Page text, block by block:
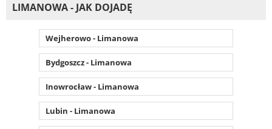
LIMANOWA - JAK DOJADĘ
Wejherowo - Limanowa
Bydgoszcz - Limanowa
Inowrocław - Limanowa
Lubin - Limanowa